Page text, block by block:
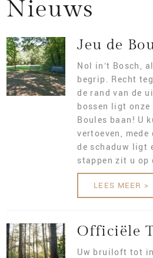
ZAKELIJKE ARRANGEMENTEN
OFFERTE AANVRAAG
VACATURES
BOEKEN
MENUKAART
Nieuws
Jeu de
Nol in’t Bosch,
begrip. Recht
de rand van de
bossen ligt
Boules baan! U
vertoeven,
de schaduw ligt
stappen zit u op
LEES MEER >
Officiële
Uw bruiloft tot